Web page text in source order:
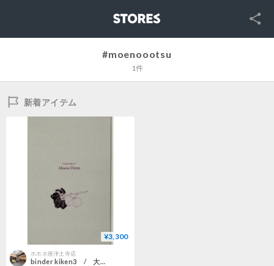
SNS
#moenoootsu
1件
新着アイテム
¥3,300
ホホホ座浄土寺店
binder kiken3 / 大津萌乃